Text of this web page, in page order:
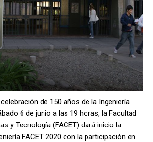
de 150 años de la Ingeniería
6 de junio a las 19 horas, la Facultad
y Tecnología (FACET) dará inicio la
FACET 2020 con la participación en